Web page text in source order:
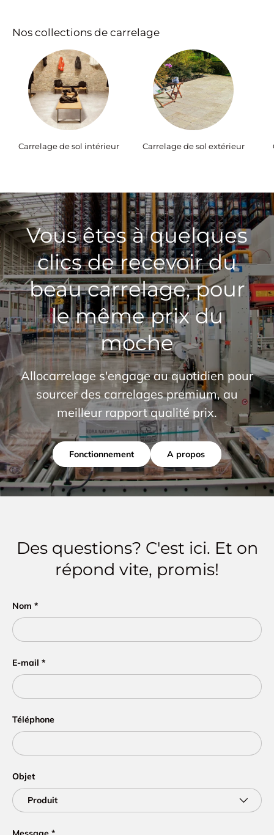
Nos collections de carrelage
Carrelage de sol intérieur Carrelage de sol extérieur
Vous êtes à quelques
clics de recevoir du
beau carrelage, pour
le même prix du
moche
Allocarrelage s'engage au quotidien pour
sourcer des carrelages premium, au
meilleur rapport qualité prix.
Fonctionnement A propos
Des questions? C'est ici. Et on
répond vite, promis!
Nom
E-mail
Téléphone
Objet